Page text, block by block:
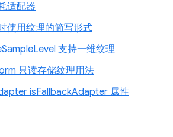
适配器
使用纹理的简写形式
支持一维纹理
只读存储纹理用法
isFallbackAdapter 属性